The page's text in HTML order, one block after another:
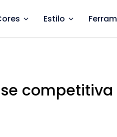
Estilo